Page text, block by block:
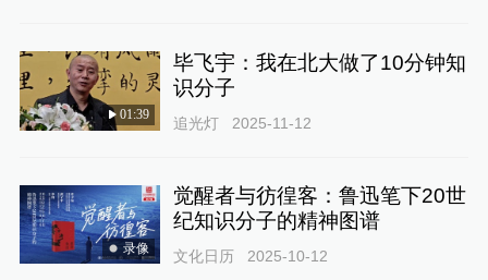
01:39
毕飞宇：我在北大做了10分钟知
识分子
追光灯 2025-11-12
录像
觉醒者与彷徨客：鲁迅笔下20世
纪知识分子的精神图谱
文化日历 2025-10-12